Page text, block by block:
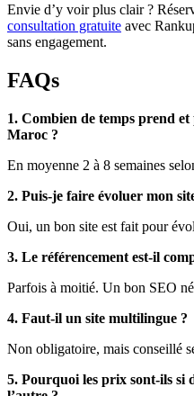
Envie d’y voir plus clair ?
consultation gratuite avec
sans engagement.
FAQs
1. Combien de temps prend
Maroc ?
En moyenne 2 à 8 semaines
2. Puis-je faire évoluer mon
Oui, un bon site est fait pour
3. Le référencement est-il
Parfois à moitié. Un bon SEO
4. Faut-il un site multilingue ?
Non obligatoire, mais conseillé
5. Pourquoi les prix sont-ils si